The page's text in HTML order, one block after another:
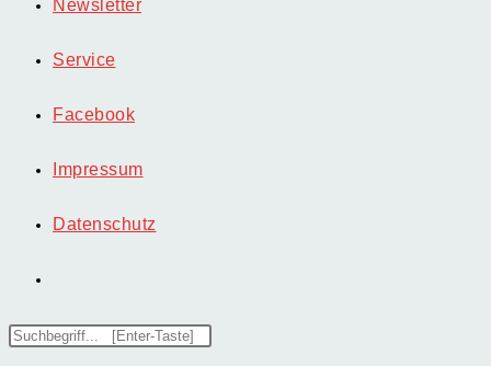
Newsletter
Service
Facebook
Impressum
Datenschutz
Suche
Diese